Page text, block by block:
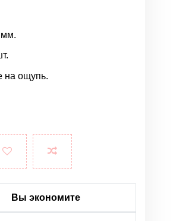
мм.
на ощупь.
Вы экономите